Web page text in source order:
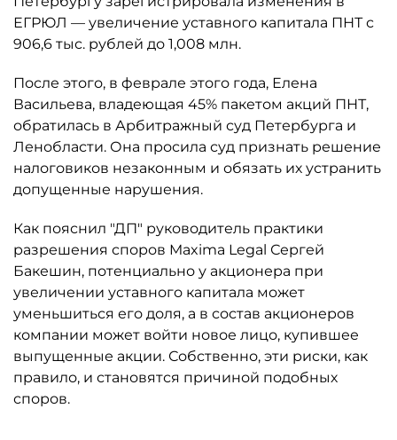
ЕГРЮЛ — увеличение уставного капитала ПНТ с
906,6 тыс. рублей до 1,008 млн.
После этого, в феврале этого года, Елена
Васильева, владеющая 45% пакетом акций ПНТ,
обратилась в Арбитражный суд Петербурга и
Ленобласти. Она просила суд признать решение
налоговиков незаконным и обязать их устранить
допущенные нарушения.
Как пояснил "ДП" руководитель практики
разрешения споров Maxima Legal Сергей
Бакешин, потенциально у акционера при
увеличении уставного капитала может
уменьшиться его доля, а в состав акционеров
компании может войти новое лицо, купившее
выпущенные акции. Собственно, эти риски, как
правило, и становятся причиной подобных
споров.